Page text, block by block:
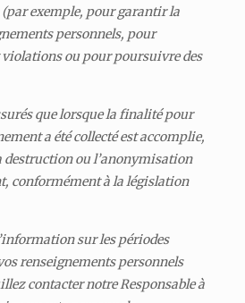
exemple, pour garantir la
personnels, pour
violations ou pour poursuivre des
que lorsque la finalité pour
a été collecté est accomplie,
destruction ou l’anonymisation
conformément à la législation
sur les périodes
renseignements personnels
contacter notre Responsable à